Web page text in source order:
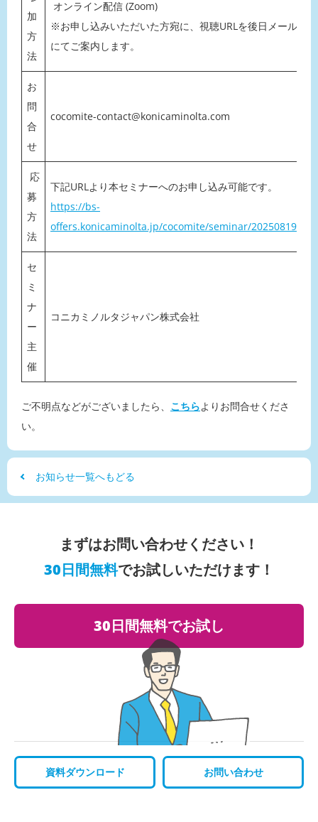
加
方
法
オンライン配信 (Zoom)
※お申し込みいただいた方宛に、視聴URLを後日メール
にてご案内します。
お
問
合
せ
cocomite-contact@konicaminolta.com
応
募
方
法
下記URLより本セミナーへのお申し込み可能です。
https://bs-
offers.konicaminolta.jp/cocomite/seminar/20250819/
セ
ミ
ナ
ー
主
催
コニカミノルタジャパン株式会社
ご不明点などがございましたら、 こちらよりお問合せくださ
い。
お知らせ一覧へもどる
まずはお問い合わせください！
30日間無料でお試しいただけます！
30日間無料でお試し
資料ダウンロード お問い合わせ